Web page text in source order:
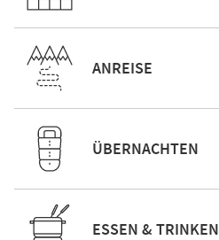
ANREISE
ÜBERNACHTEN
ESSEN & TRINKEN